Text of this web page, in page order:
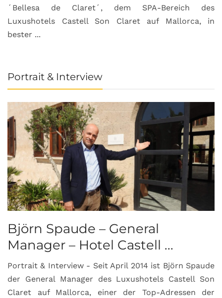
´Bellesa de Claret´, dem SPA-Bereich des
Luxushotels Castell Son Claret auf Mallorca, in
bester ...
Portrait & Interview
Björn Spaude – General
Manager – Hotel Castell ...
Portrait & Interview - Seit April 2014 ist Björn Spaude
der General Manager des Luxushotels Castell Son
Claret auf Mallorca, einer der Top-Adressen der